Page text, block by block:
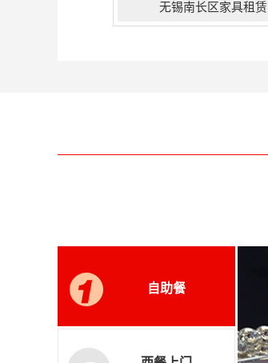
无锡南长区家具租赁
自助餐